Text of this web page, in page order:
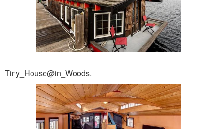
Tiny_House@in_Woods.